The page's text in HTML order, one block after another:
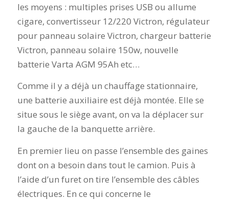
les moyens : multiples prises USB ou allume
cigare, convertisseur 12/220 Victron, régulateur
pour panneau solaire Victron, chargeur batterie
Victron, panneau solaire 150w, nouvelle
batterie Varta AGM 95Ah etc…
Comme il y a déjà un chauffage stationnaire,
une batterie auxiliaire est déjà montée. Elle se
situe sous le siège avant, on va la déplacer sur
la gauche de la banquette arrière.
En premier lieu on passe l’ensemble des gaines
dont on a besoin dans tout le camion. Puis à
l’aide d’un furet on tire l’ensemble des câbles
électriques. En ce qui concerne le